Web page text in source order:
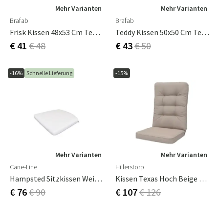
Mehr Varianten
Brafab
Frisk Kissen 48x53 Cm Teddy Black
€ 41 € 48
Mehr Varianten
Brafab
Teddy Kissen 50x50 Cm Teddy Black
€ 43€ 50
-16% Schnelle Lieferung
Mehr Varianten
Cane-Line
Hampsted Sitzkissen Weiß, Sunbrella Natte
€ 76€ 90
-15%
Mehr Varianten
Hillerstorp
Kissen Texas Hoch Beige -900
€ 107€ 126